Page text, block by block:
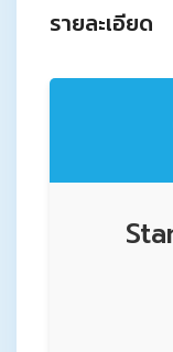
รายละเอียด